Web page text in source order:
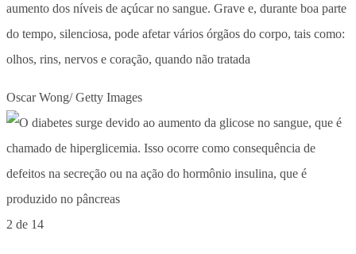
aumento dos níveis de açúcar no sangue. Grave e, durante boa parte
do tempo, silenciosa, pode afetar vários órgãos do corpo, tais como:
olhos, rins, nervos e coração, quando não tratada
Oscar Wong/ Getty Images
2 de 14